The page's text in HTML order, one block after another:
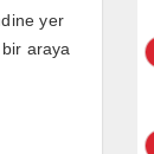
yer
araya